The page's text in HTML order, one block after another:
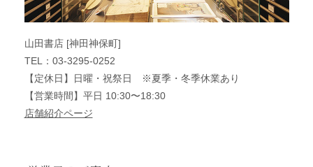
山田書店 [神田神保町]
TEL：03-3295-0252
【定休日】日曜・祝祭日 ※夏季・冬季休業あり
【営業時間】平日 10:30〜18:30
店舗紹介ページ